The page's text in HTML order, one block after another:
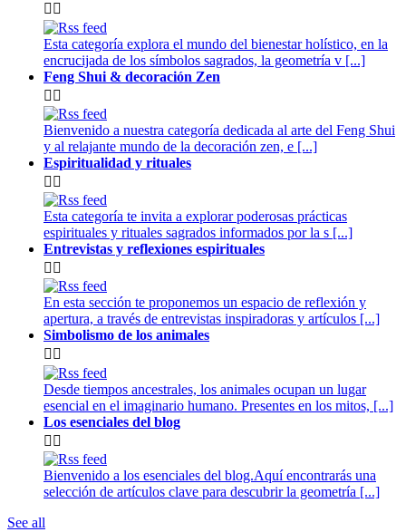
 
Esta categoría explora el mundo del bienestar holístico, en la
encrucijada de los símbolos sagrados, la geometría v [...]
Feng Shui & decoración Zen
 
Bienvenido a nuestra categoría dedicada al arte del Feng Shui
y al relajante mundo de la decoración zen, e [...]
Espiritualidad y rituales
 
Esta categoría te invita a explorar poderosas prácticas
espirituales y rituales sagrados informados por la s [...]
Entrevistas y reflexiones espirituales
 
En esta sección te proponemos un espacio de reflexión y
apertura, a través de entrevistas inspiradoras y artículos [...]
Simbolismo de los animales
 
Desde tiempos ancestrales, los animales ocupan un lugar
esencial en el imaginario humano. Presentes en los mitos, [...]
Los esenciales del blog
 
Bienvenido a los esenciales del blog.Aquí encontrarás una
selección de artículos clave para descubrir la geometría [...]
See all